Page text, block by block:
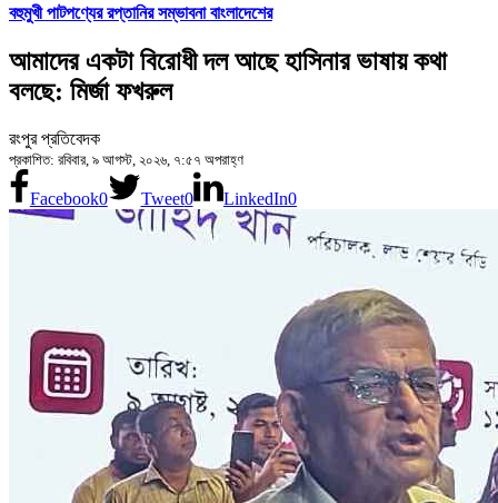
বহুমুখী পাটপণ্যের রপ্তানির সম্ভাবনা বাংলাদেশের
আমাদের একটা বিরোধী দল আছে হাসিনার ভাষায় কথা
বলছে: মির্জা ফখরুল
রংপুর প্রতিবেদক
প্রকাশিত: রবিবার, ৯ আগস্ট, ২০২৬, ৭:৫৭ অপরাহ্ণ
Facebook0 Tweet0 LinkedIn0